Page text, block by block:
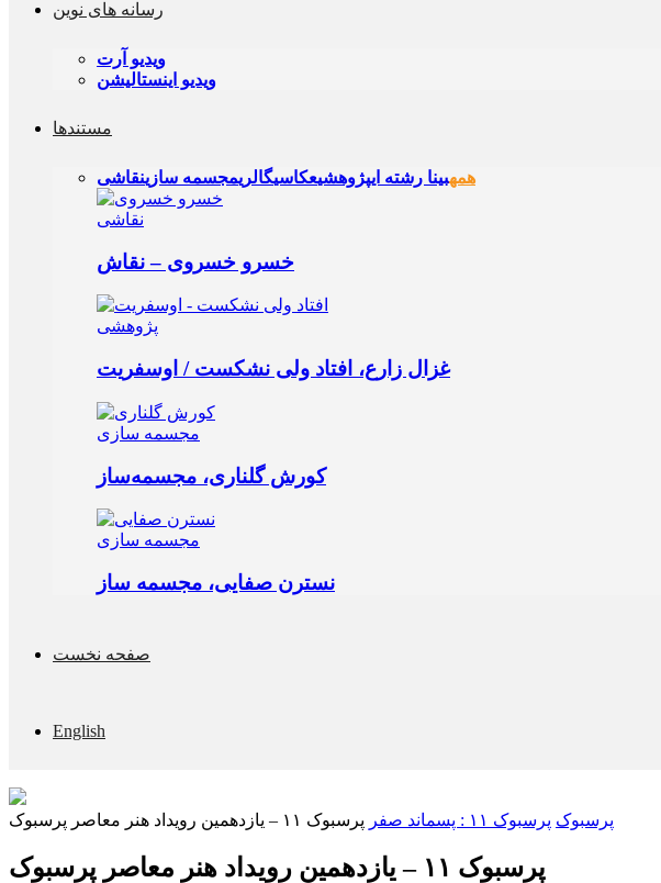
رسانه های نوین
ویدیو آرت
ویدیو اینستالیشن
مستندها
همهبینا رشته ایپژوهشیعکاسیگالریمجسمه‌ سازینقاشی
نقاشی
خسرو خسروی – نقاش
پژوهشی
غزال زارع، افتاد ولی نشکست / اوسفریت
مجسمه‌ سازی
کورش گلناری، مجسمه‌ساز
مجسمه‌ سازی
نسترن صفایی، مجسمه ساز
صفحه نخست
English
پرسبوک پرسبوک ۱۱ : پسماند صفر پرسبوک ۱۱ – یازدهمین رویداد هنر معاصر پرسبوک
پرسبوک ۱۱ – یازدهمین رویداد هنر معاصر پرسبوک